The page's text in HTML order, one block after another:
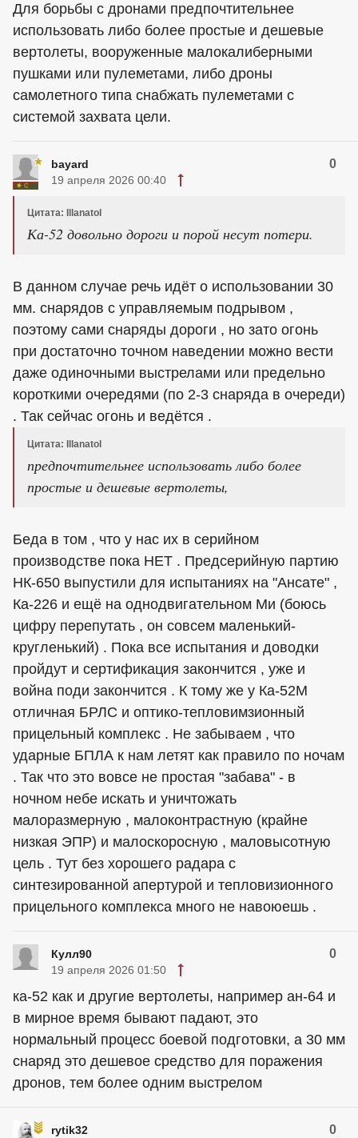
Для борьбы с дронами предпочтительнее
использовать либо более простые и дешевые
вертолеты, вооруженные малокалиберными
пушками или пулеметами, либо дроны
самолетного типа снабжать пулеметами с
системой захвата цели.
bayard 0
19 апреля 2026 00:40
Цитата: Illanatol
Ка-52 довольно дороги и порой несут потери.
В данном случае речь идёт о использовании 30
мм. снарядов с управляемым подрывом ,
поэтому сами снаряды дороги , но зато огонь
при достаточно точном наведении можно вести
даже одиночными выстрелами или предельно
короткими очередями (по 2-3 снаряда в очереди)
. Так сейчас огонь и ведётся .
Цитата: Illanatol
предпочтительнее использовать либо более
простые и дешевые вертолеты,
Беда в том , что у нас их в серийном
производстве пока НЕТ . Предсерийную партию
НК-650 выпустили для испытаниях на "Ансате" ,
Ка-226 и ещё на однодвигательном Ми (боюсь
цифру перепутать , он совсем маленький-
кругленький) . Пока все испытания и доводки
пройдут и сертификация закончится , уже и
война поди закончится . К тому же у Ка-52М
отличная БРЛС и оптико-тепловимзионный
прицельный комплекс . Не забываем , что
ударные БПЛА к нам летят как правило по ночам
. Так что это вовсе не простая "забава" - в
ночном небе искать и уничтожать
малоразмерную , малоконтрастную (крайне
низкая ЭПР) и малоскоросную , маловысотную
цель . Тут без хорошего радара с
синтезированной апертурой и тепловизионного
прицельного комплекса много не навоюешь .
Кулл90 0
19 апреля 2026 01:50
ка-52 как и другие вертолеты, например ан-64 и
в мирное время бывают падают, это
нормальный процесс боевой подготовки, а 30 мм
снаряд это дешевое средство для поражения
дронов, тем более одним выстрелом
rytik32 0